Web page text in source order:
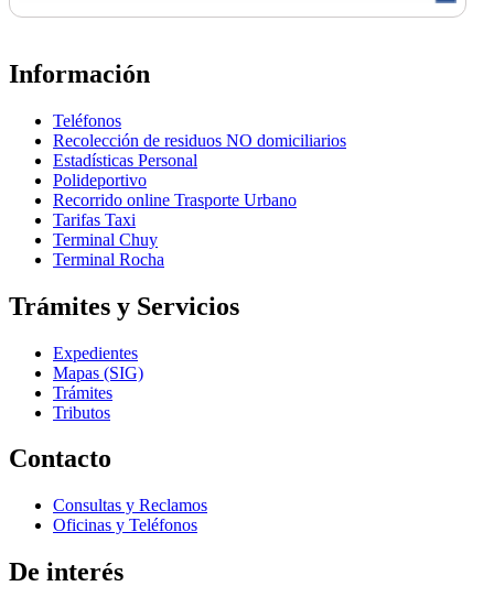
Información
Teléfonos
Recolección de residuos NO domiciliarios
Estadísticas Personal
Polideportivo
Recorrido online Trasporte Urbano
Tarifas Taxi
Terminal Chuy
Terminal Rocha
Trámites y Servicios
Expedientes
Mapas (SIG)
Trámites
Tributos
Contacto
Consultas y Reclamos
Oficinas y Teléfonos
De interés